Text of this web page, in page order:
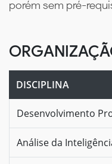
porém sem pré-
DISCIPLINA
Desenvolvimento
Análise da